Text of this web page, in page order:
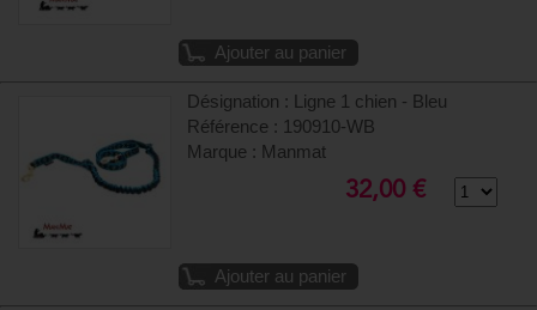
Ajouter au panier
Désignation : Ligne 1 chien - Bleu
Référence : 190910-WB
Marque : Manmat
32,00 €
Ajouter au panier